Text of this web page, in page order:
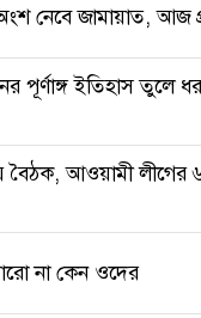
অংশ নেবে জামায়াত, আজ
পূর্ণাঙ্গ ইতিহাস তুলে
বৈঠক, আওয়ামী লীগের
না কেন ওদের